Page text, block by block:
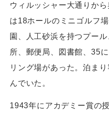
ウィルッシャー大通りか
は18ホールのミニゴルフ
園、人工砂浜を持つプー
所、郵便局、図書館、35
リング場があった。泊ま
んでいた。
1943年にアカデミー賞の